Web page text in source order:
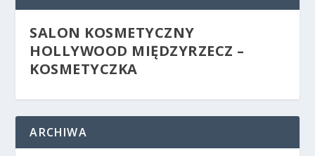
SALON KOSMETYCZNY
HOLLYWOOD MIĘDZYRZECZ –
KOSMETYCZKA
ARCHIWA